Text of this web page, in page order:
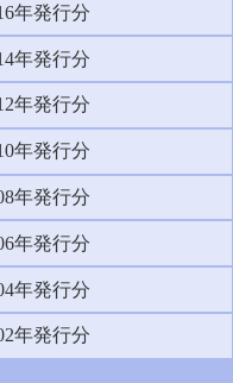
年発行分
年発行分
年発行分
年発行分
年発行分
年発行分
年発行分
年発行分